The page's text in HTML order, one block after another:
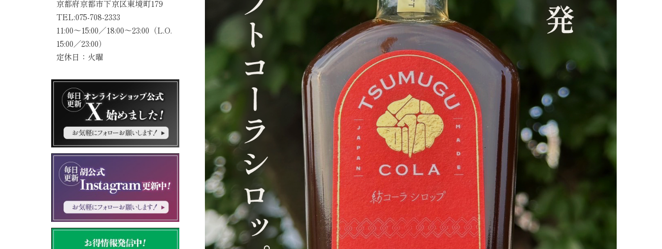
京都府京都市下京区東境町179
TEL:075-708-2333
11:00～15:00／18:00〜23:00（L.O.
15:00／23:00）
定休日：火曜